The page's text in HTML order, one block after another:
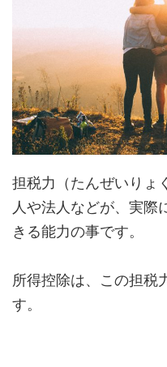
担税力（たんぜいりょ
人や法人などが、実際
きる能力の事です。
所得控除は、この担税
す。